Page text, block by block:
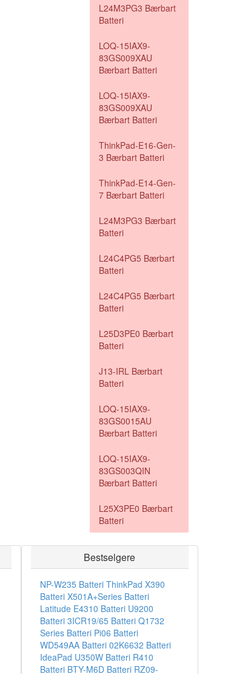
L24M3PG3 Bærbart
Batteri
LOQ-15IAX9-
83GS009XAU
Bærbart Batteri
LOQ-15IAX9-
83GS009XAU
Bærbart Batteri
ThinkPad-E16-Gen-
3 Bærbart Batteri
ThinkPad-E14-Gen-
7 Bærbart Batteri
L24M3PG3 Bærbart
Batteri
L24C4PG5 Bærbart
Batteri
L24C4PG5 Bærbart
Batteri
L25D3PE0 Bærbart
Batteri
J13-IRL Bærbart
Batteri
LOQ-15IAX9-
83GS0015AU
Bærbart Batteri
LOQ-15IAX9-
83GS003QIN
Bærbart Batteri
L25X3PE0 Bærbart
Batteri
Bestselgere
NP-W235 Batteri ThinkPad X390
Batteri X501A+Series Batteri
Latitude E4310 Batteri U9200
Batteri 3ICR19/65 Batteri Q1732
Series Batteri Pi06 Batteri
WD549AA Batteri 02K6632 Batteri
IdeaPad U350W Batteri R410
Batteri BTY-M6D Batteri RZ09-